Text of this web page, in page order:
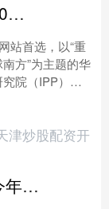
配资网站首选 20年前，中国“山寨手机”给非洲带来了什么？
站首选，以“重
方”为主题的华
院（IPP）第
山校区召开。
津炒股配资开
配资网站首选 今年5至7月，日本近6万人中暑送医